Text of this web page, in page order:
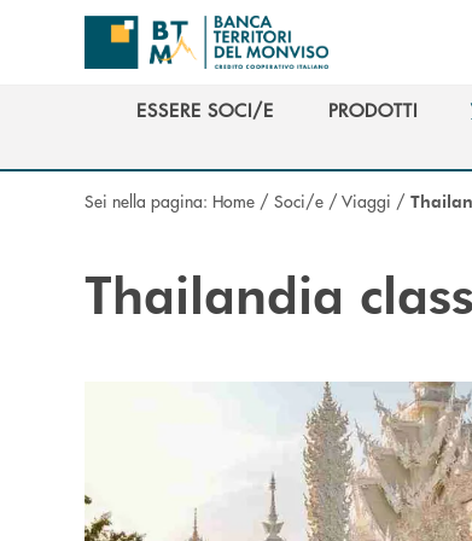
Salta al contenuto principale
ESSERE SOCI/E
PRODOTTI
Sei nella pagina: Home / Soci/e / Viaggi /
Thailandia